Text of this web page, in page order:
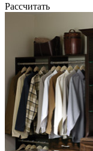
Рассчитать